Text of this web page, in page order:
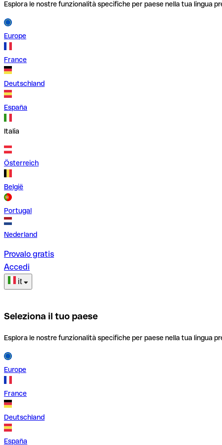
Esplora le nostre funzionalità specifiche per paese nella tua lingua
Europe
France
Deutschland
España
Italia
Österreich
België
Portugal
Nederland
Provalo gratis
Accedi
it
Seleziona il tuo paese
Esplora le nostre funzionalità specifiche per paese nella tua lingua
Europe
France
Deutschland
España